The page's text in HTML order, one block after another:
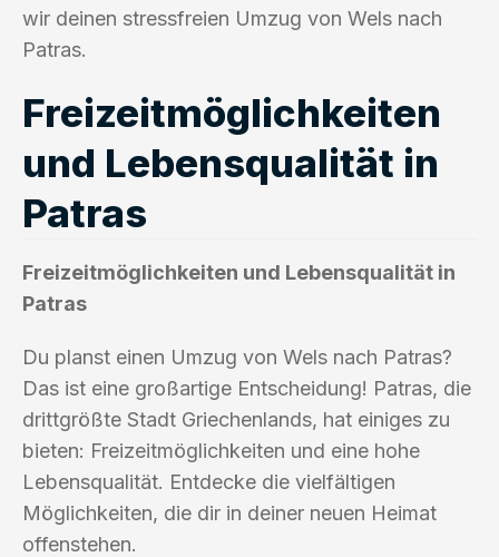
wir deinen stressfreien Umzug von Wels nach
Patras.
Freizeitmöglichkeiten
und Lebensqualität in
Patras
Freizeitmöglichkeiten und Lebensqualität in
Patras
Du planst einen Umzug von Wels nach Patras?
Das ist eine großartige Entscheidung! Patras, die
drittgrößte Stadt Griechenlands, hat einiges zu
bieten: Freizeitmöglichkeiten und eine hohe
Lebensqualität. Entdecke die vielfältigen
Möglichkeiten, die dir in deiner neuen Heimat
offenstehen.